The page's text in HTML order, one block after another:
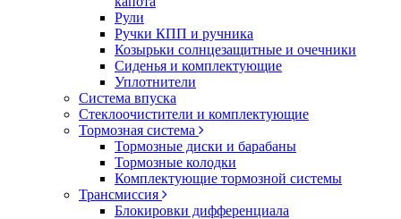
Рули
Ручки КПП и ручника
Козырьки солнцезащитные и очечники
Сиденья и комплектующие
Уплотнители
Система впуска
Стеклоочистители и комплектующие
Тормозная система
Тормозные диски и барабаны
Тормозные колодки
Комплектующие тормозной системы
Трансмиссия
Блокировки дифференциала